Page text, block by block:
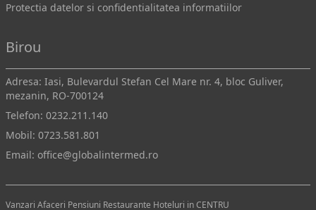
Protectia datelor si confidentialitatea informatiilor
Birou
Adresa: Iasi, Bulevardul Stefan Cel Mare nr. 4, bloc Guliver,
mezanin, RO-700124
Telefon: 0232.211.140
Mobil: 0723.581.801
Email: office@globalintermed.ro
Vanzari Afaceri Pensiuni Restaurante Hoteluri in CENTRU